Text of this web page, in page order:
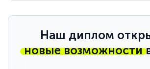
Наш диплом
новые возможности